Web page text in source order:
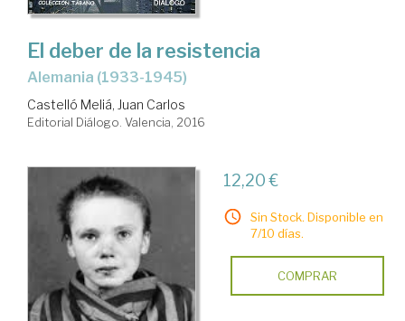
El deber de la resistencia
Alemania (1933-1945)
Castelló Meliá, Juan Carlos
Editorial Diálogo. Valencia, 2016
12,20 €
Sin Stock. Disponible en
7/10 días.
COMPRAR